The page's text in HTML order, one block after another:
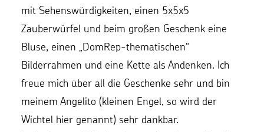
mit Sehenswürdigkeiten, einen 5x5x5
Zauberwürfel und beim großen Geschenk eine
Bluse, einen „DomRep-thematischen“
Bilderrahmen und eine Kette als Andenken. Ich
freue mich über all die Geschenke sehr und bin
meinem Angelito (kleinen Engel, so wird der
Wichtel hier genannt) sehr dankbar.